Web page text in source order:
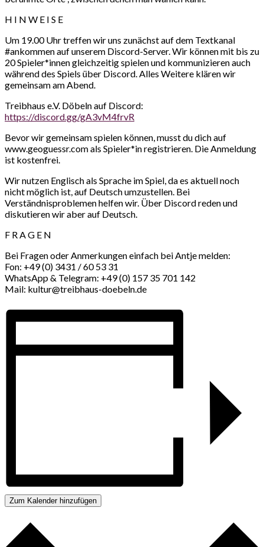
H I N W E I S E
Um 19.00 Uhr treffen wir uns zunächst auf dem Textkanal
#ankommen auf unserem Discord-Server. Wir können mit bis zu
20 Spieler*innen gleichzeitig spielen und kommunizieren auch
während des Spiels über Discord. Alles Weitere klären wir
gemeinsam am Abend.
Treibhaus e.V. Döbeln auf Discord:
https://discord.gg/gA3vM4frvR
Bevor wir gemeinsam spielen können, musst du dich auf
www.geoguessr.com als Spieler*in registrieren. Die Anmeldung
ist kostenfrei.
Wir nutzen Englisch als Sprache im Spiel, da es aktuell noch
nicht möglich ist, auf Deutsch umzustellen. Bei
Verständnisproblemen helfen wir. Über Discord reden und
diskutieren wir aber auf Deutsch.
F R A G E N
Bei Fragen oder Anmerkungen einfach bei Antje melden:
Fon: +49 (0) 3431 / 60 53 31
WhatsApp & Telegram: +49 (0) 157 35 701 142
Mail: kultur@treibhaus-doebeln.de
Zum Kalender hinzufügen